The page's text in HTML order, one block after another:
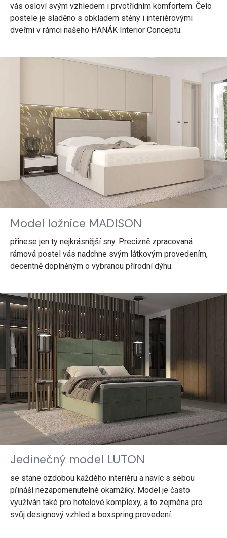
vás osloví svým vzhledem i prvotřídním komfortem. Čelo
postele je sladěno s obkladem stěny i interiérovými
dveřmi v rámci našeho HANÁK Interior Conceptu.
Model ložnice MADISON
přinese jen ty nejkrásnější sny. Precizně zpracovaná
rámová postel vás nadchne svým látkovým provedením,
decentně doplněným o vybranou přírodní dýhu.
Jedinečný model LUTON
se stane ozdobou každého interiéru a navíc s sebou
přináší nezapomenutelné okamžiky. Model je často
využíván také pro hotelové komplexy, a to zejména pro
svůj designový vzhled a boxspring provedení.